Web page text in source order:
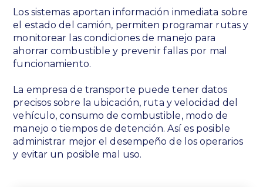
Los sistemas aportan información inmediata sobre
el estado del camión, permiten programar rutas y
monitorear las condiciones de manejo para
ahorrar combustible y prevenir fallas por mal
funcionamiento.
La empresa de transporte puede tener datos
precisos sobre la ubicación, ruta y velocidad del
vehículo, consumo de combustible, modo de
manejo o tiempos de detención. Así es posible
administrar mejor el desempeño de los operarios
y evitar un posible mal uso.